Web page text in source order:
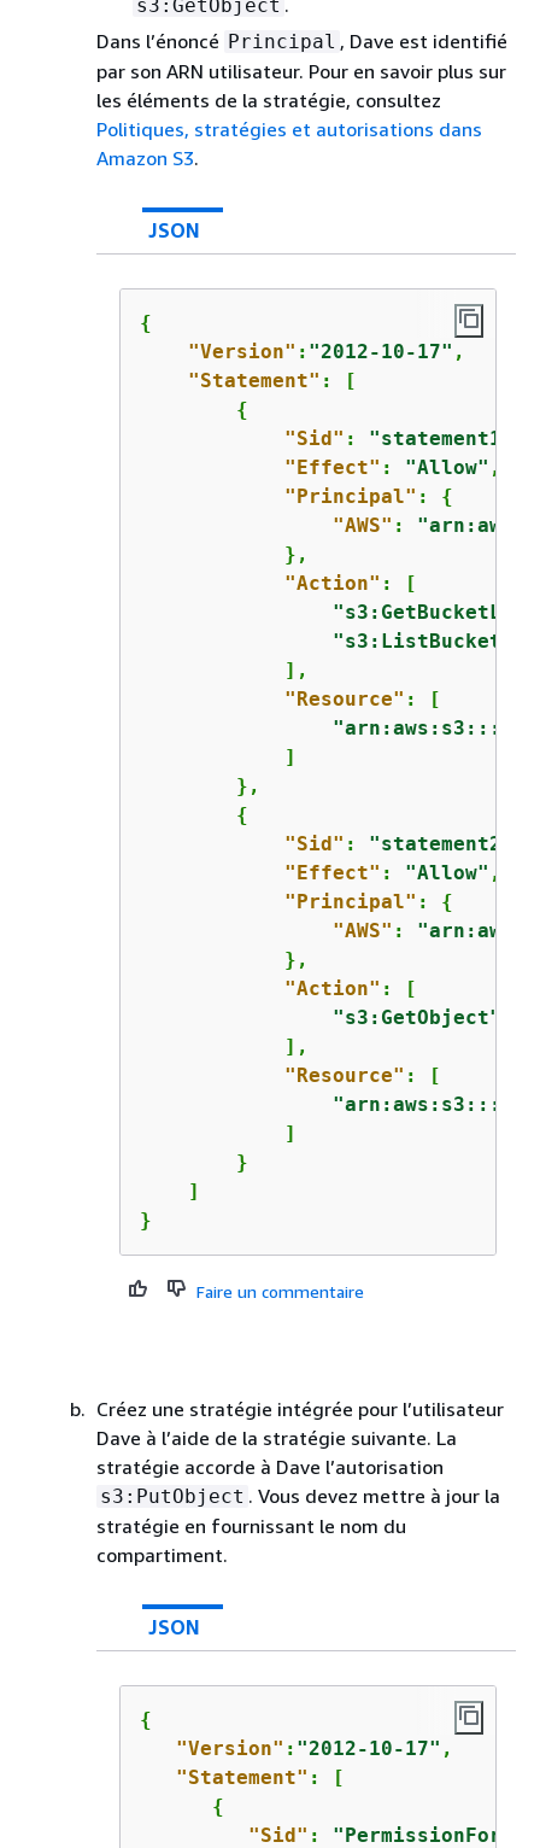
s3:GetObject .
Dans l’énoncé Principal , Dave est identifié
par son ARN utilisateur. Pour en savoir plus sur
les éléments de la stratégie, consultez
Politiques, stratégies et autorisations dans
Amazon S3.
JSON
{
"Version" : "2012-10-17" ,
"Statement" : [
{
"Sid" : "statement1"
"Effect" : "Allow" ,
"Principal" : {
"AWS" :
            },
"Action" : [
"s3:ListBucket"
            ],
"Resource" : [
"arn:aws:s3:::
            ]
        },
{
"Sid" : "statement2"
"Effect" : "Allow" ,
"Principal" : {
"AWS" :
            },
"Action" : [
"s3:GetObject"
            ],
"Resource" : [
"arn:aws:s3:::
            ]
        }
    ]
}
Faire un commentaire
Créez une stratégie intégrée pour l’utilisateur
Dave à l’aide de la stratégie suivante. La
stratégie accorde à Dave l’autorisation
s3:PutObject . Vous devez mettre à jour la
stratégie en fournissant le nom du
compartiment.
JSON
{
"Version" : "2012-10-17" ,
"Statement" : [
{
"Sid" :